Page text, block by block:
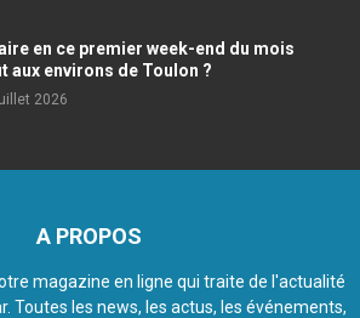
en ce premier week-end du mois
aux environs de Toulon ?
2026
A PROPOS
magazine en ligne qui traite de l'actualité
Toutes les news, les actus, les événements,